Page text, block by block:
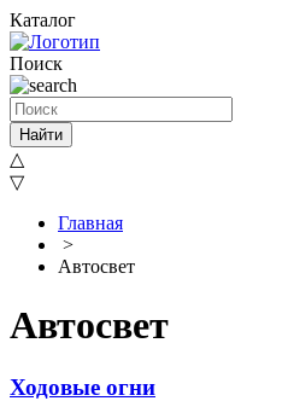
Каталог
Поиск
Найти
△
▽
Главная
>
Автосвет
Автосвет
Ходовые огни